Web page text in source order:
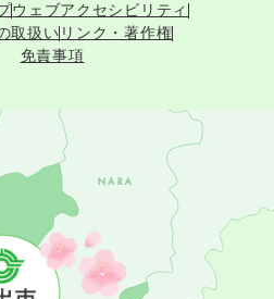
ウェブアクセシビリティ
取扱い リンク・著作権
免責事項